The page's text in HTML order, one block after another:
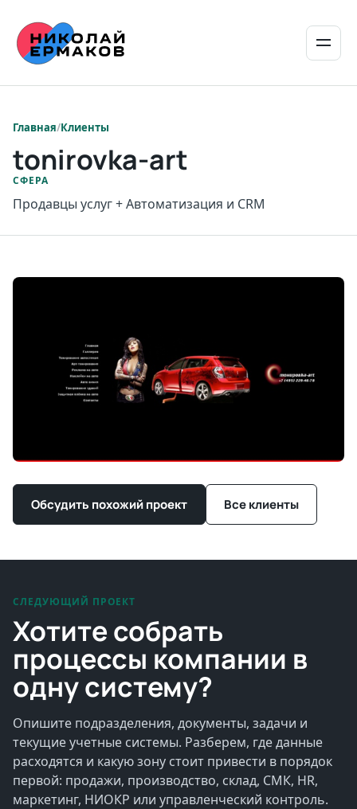
/Клиенты
tonirovka-art
СФЕРА
Продавцы услуг + Автоматизация и CRM
Обсудить похожий проект Все клиенты
СЛЕДУЮЩИЙ ПРОЕКТ
Хотите собрать
процессы компании в
одну систему?
Опишите подразделения, документы, задачи и
текущие учетные системы. Разберем, где данные
расходятся и какую зону стоит привести в порядок
первой: продажи, производство, склад, СМК, HR,
маркетинг, НИОКР или управленческий контроль.